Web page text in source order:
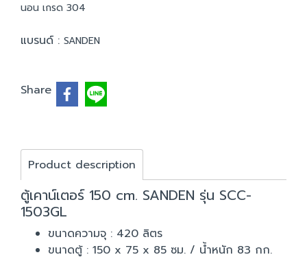
นอน เกรด 304
แบรนด์ : SANDEN
Share
Product description
ตู้เคาน์เตอร์ 150 cm. SANDEN รุ่น SCC-
1503GL
ขนาดความจุ : 420 ลิตร
ขนาดตู้ : 150 x 75 x 85 ซม. / น้ำหนัก 83 กก.